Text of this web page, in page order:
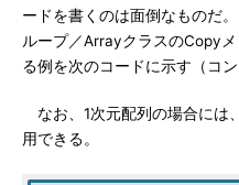
ードを書くのは面倒なものだ
ループ／ArrayクラスのCopy
る例を次のコードに示す（コン
なお、1次元配列の場合には
用できる。